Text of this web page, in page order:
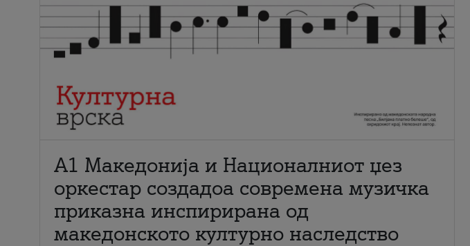
А1 Македонија и Националниот џез
оркестар создадоа современа музичка
приказна инспирирана од
македонското културно наследство